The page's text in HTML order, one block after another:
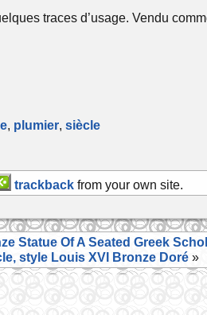
traces d’usage. Vendu
, plumier, siècle
trackback from your own site.
Statue Of A Seated Greek
style Louis XVI Bronze Doré »